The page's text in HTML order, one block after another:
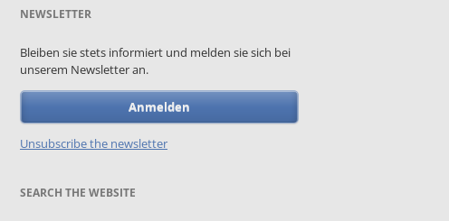
NEWSLETTER
Bleiben sie stets informiert und melden sie sich bei
unserem Newsletter an.
Anmelden
Unsubscribe the newsletter
SEARCH THE WEBSITE